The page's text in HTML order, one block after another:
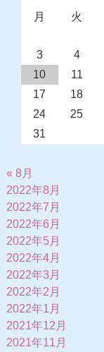
月
火
3
4
10
11
17
18
24
25
31
« 8月
2022年8月
2022年7月
2022年6月
2022年5月
2022年4月
2022年3月
2022年2月
2022年1月
2021年12月
2021年11月